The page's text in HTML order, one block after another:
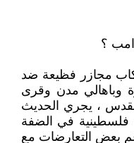
؟
مجازر فظيعة ضد
وباهالي مدن وقرى
، يجري الحديث
فلسطينية في الضفة
بعض التعارضات مع